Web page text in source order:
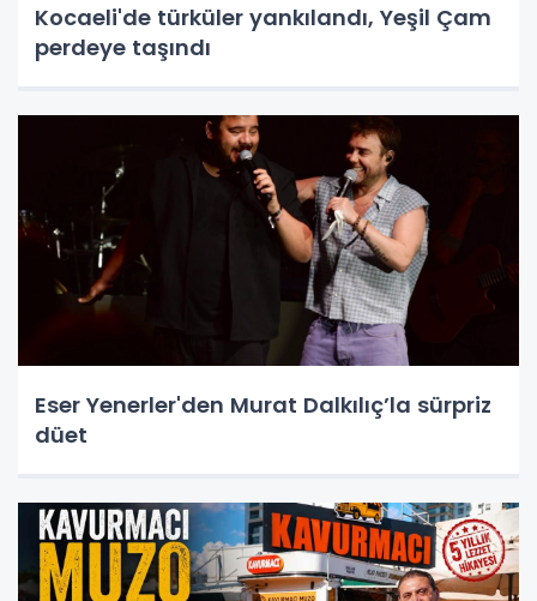
Kocaeli'de türküler yankılandı, Yeşil Çam
perdeye taşındı
Eser Yenerler'den Murat Dalkılıç’la sürpriz
düet